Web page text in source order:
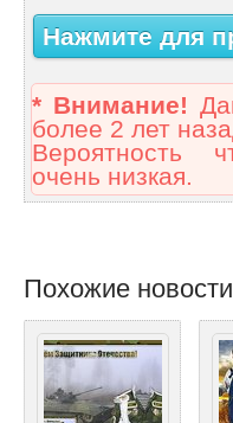
Нажмите для
* Внимание!
более 2 лет
Вероятность
очень низкая.
Похожие новости